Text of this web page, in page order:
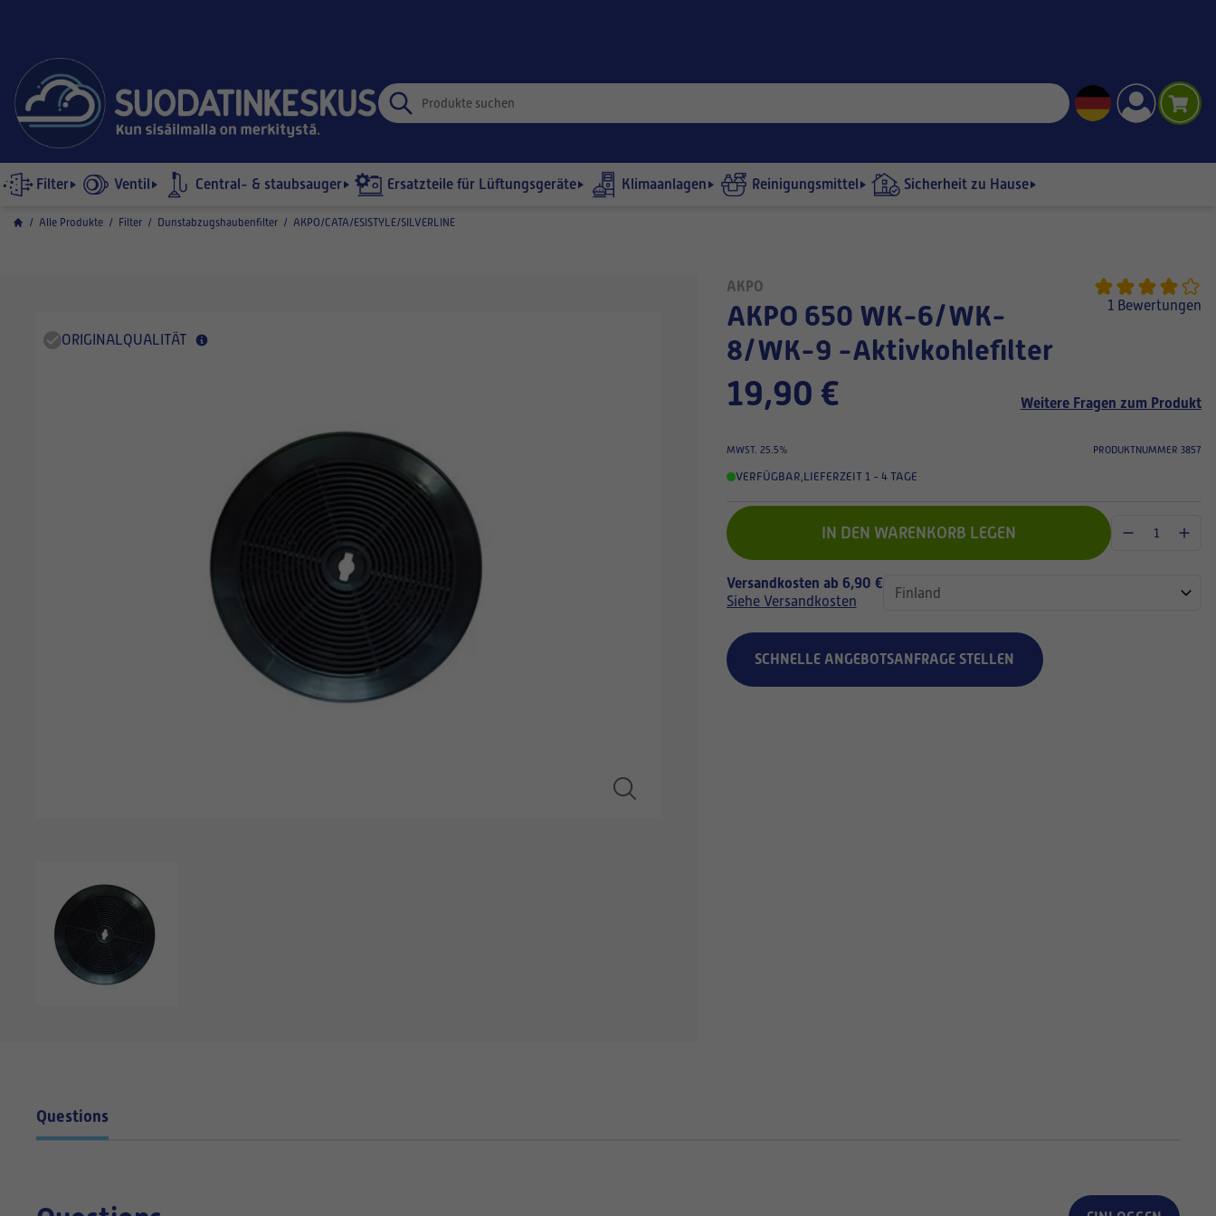
Filter Ventil Central- & staubsauger Ersatzteile für Lüftungsgeräte Klimaanlagen Reinigungsmittel Sicherheit zu Hause
/ Alle Produkte / Filter / Dunstabzugshaubenfilter / AKPO/CATA/ESISTYLE/SILVERLINE
ORIGINALQUALITÄT
AKPO
AKPO 650 WK-6/WK-
8/WK-9 -Aktivkohlefilter
1 Bewertungen
19,90 € Weitere Fragen zum Produkt
MWST. 25.5% PRODUKTNUMMER 3857
VERFÜGBAR,LIEFERZEIT 1 - 4 TAGE
IN DEN WARENKORB LEGEN
Versandkosten ab 6,90 €
Siehe Versandkosten
SCHNELLE ANGEBOTSANFRAGE STELLEN
Questions